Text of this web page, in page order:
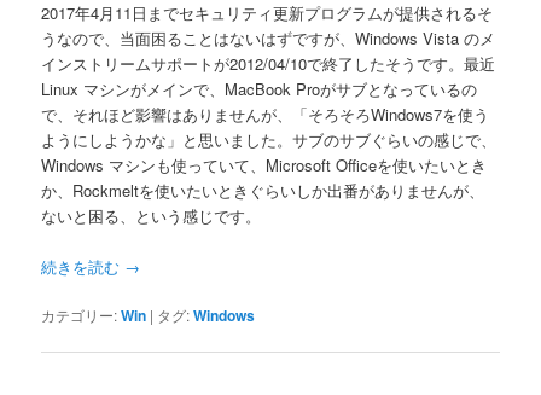
2017年4月11日までセキュリティ更新プログラムが提供されるそ
うなので、当面困ることはないはずですが、Windows Vista のメ
インストリームサポートが2012/04/10で終了したそうです。最近
Linux マシンがメインで、MacBook Proがサブとなっているの
で、それほど影響はありませんが、「そろそろWindows7を使う
ようにしようかな」と思いました。サブのサブぐらいの感じで、
Windows マシンも使っていて、Microsoft Officeを使いたいとき
か、Rockmeltを使いたいときぐらいしか出番がありませんが、
ないと困る、という感じです。
続きを読む →
カテゴリー:Win | タグ:Windows